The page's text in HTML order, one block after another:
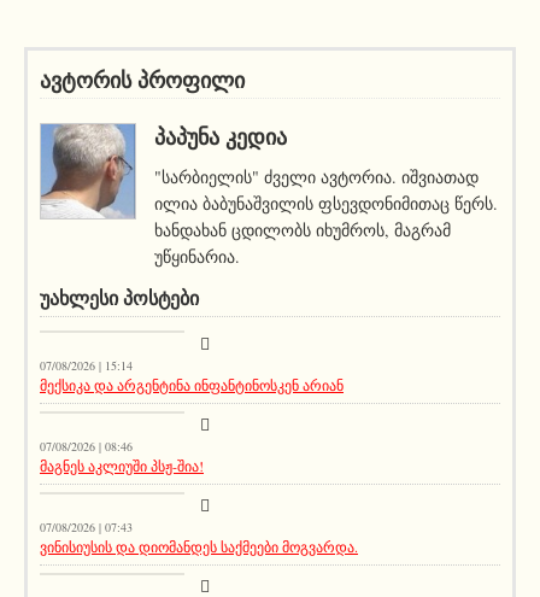
ავტორის პროფილი
ᲞᲐᲞᲣᲜᲐ ᲙᲔᲓᲘᲐ
"სარბიელის" ძველი ავტორია. იშვიათად
ილია ბაბუნაშვილის ფსევდონიმითაც წერს.
ხანდახან ცდილობს იხუმროს, მაგრამ
უწყინარია.
ᲣᲐᲮᲚᲔᲡᲘ ᲞᲝᲡᲢᲔᲑᲘ
მთავარი ამბავი
07/08/2026 | 15:14
მექსიკა და არგენტინა ინფანტინოსკენ არიან
სიახლეები
07/08/2026 | 08:46
მაგნეს აკლიუში პსჟ-შია!
მთავარი ამბავი
07/08/2026 | 07:43
ვინისიუსის და დიომანდეს საქმეები მოგვარდა.
სიახლეები